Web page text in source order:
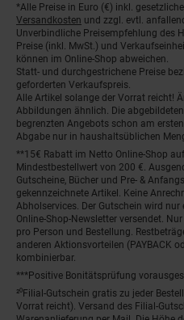
Fußnoten
*Alle Preise in Euro (€) inkl.
Versandkosten und zzgl. evtl.
Unverbindliche Preisempfehlung des
Preise (inkl. MwSt.) und
können im Online-Shop abweichen.
Statt- und durchgestrichene Preise
geforderten Verkaufspreis.
Alle Artikel solange der Vorrat reicht!
Abbildungen ähnlich. Die
begrenzten Angebots schon am
Abgabe nur in haushaltsüblichen
**15€ Rabatt im Netto Online-Shop
Mindestbestellwert von 200 €.
Gutscheine, Bücher und Pre- &
gekennzeichnete Artikel. Keine
Abholservices. Der Gutschein wird
Online-Shop-Newsletter versendet.
pro Person und Bestellung.
anderen Aktionsvorteilen (PAYBACK
kombinierbar.
***Positive Bonitätsprüfung
²⁰Filial-Gutschein gratis zu jeder
Vorrat reicht). Versand des Filial-